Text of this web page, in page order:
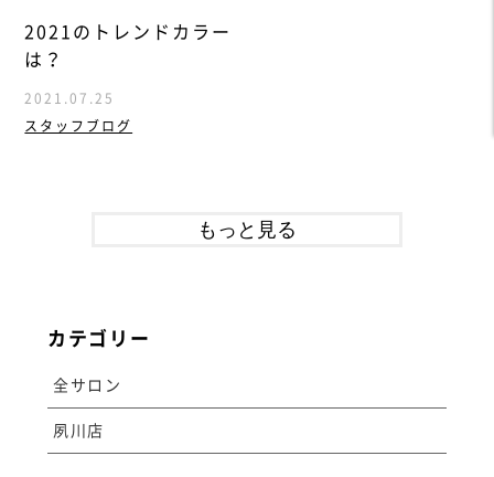
2021のトレンドカラー
は？
2021.07.25
スタッフブログ
もっと見る
カテゴリー
全サロン
夙川店